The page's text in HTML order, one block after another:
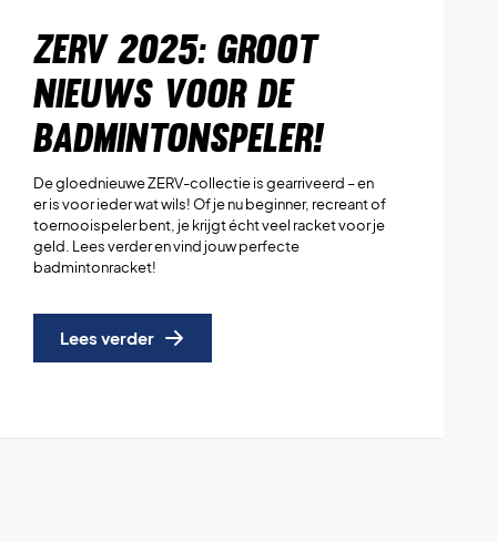
ZERV 2025: Groot
nieuws voor de
badmintonspeler!
De gloednieuwe ZERV-collectie is gearriveerd – en
er is voor ieder wat wils! Of je nu beginner, recreant of
toernooispeler bent, je krijgt écht veel racket voor je
geld. Lees verder en vind jouw perfecte
badmintonracket!
Lees verder